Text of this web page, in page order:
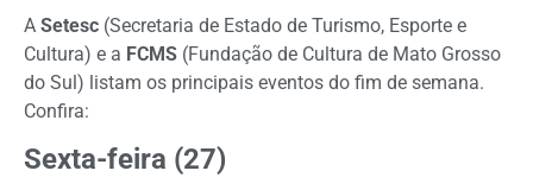
A Setesc (Secretaria de Estado de Turismo, Esporte e
Cultura) e a FCMS (Fundação de Cultura de Mato Grosso
do Sul) listam os principais eventos do fim de semana.
Confira:
Sexta-feira (27)